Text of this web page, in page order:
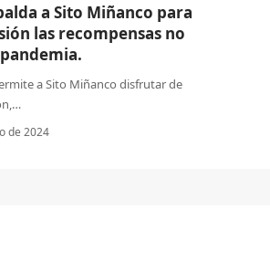
a Sito Miñanco para
las recompensas no
a Sito Miñanco disfrutar de
…
de 2024